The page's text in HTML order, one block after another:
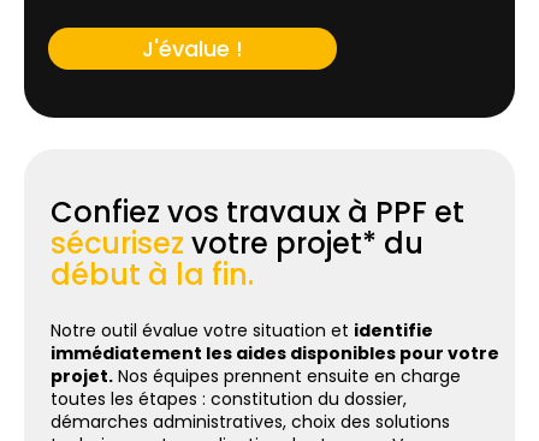
J'évalue !
Confiez vos travaux à PPF et
sécurisez votre projet* du
début à la fin.
Notre outil évalue votre situation et identifie
immédiatement les aides disponibles pour votre
projet. Nos équipes prennent ensuite en charge
toutes les étapes : constitution du dossier,
démarches administratives, choix des solutions